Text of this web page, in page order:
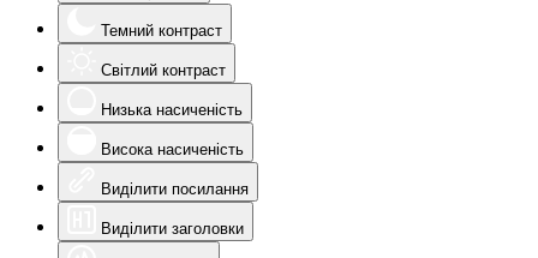
Темний контраст
Світлий контраст
Низька насиченість
Висока насиченість
Виділити посилання
Виділити заголовки